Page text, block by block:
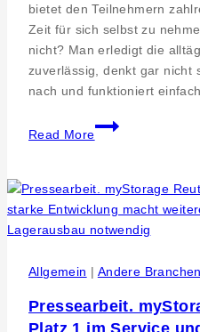
bietet den Teilnehmern
Zeit für sich selbst zu
nicht? Man erledigt die
zuverlässig, denkt gar nicht
nach und funktioniert
Read More
„Zeit
für
mit
dem
neuen
Programm
Allgemein | Andere
Pressearbeit.
Platz 1 im Service